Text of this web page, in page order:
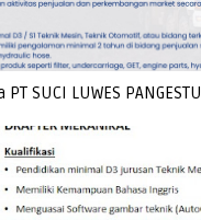
SUCI LUWES PANGESTU